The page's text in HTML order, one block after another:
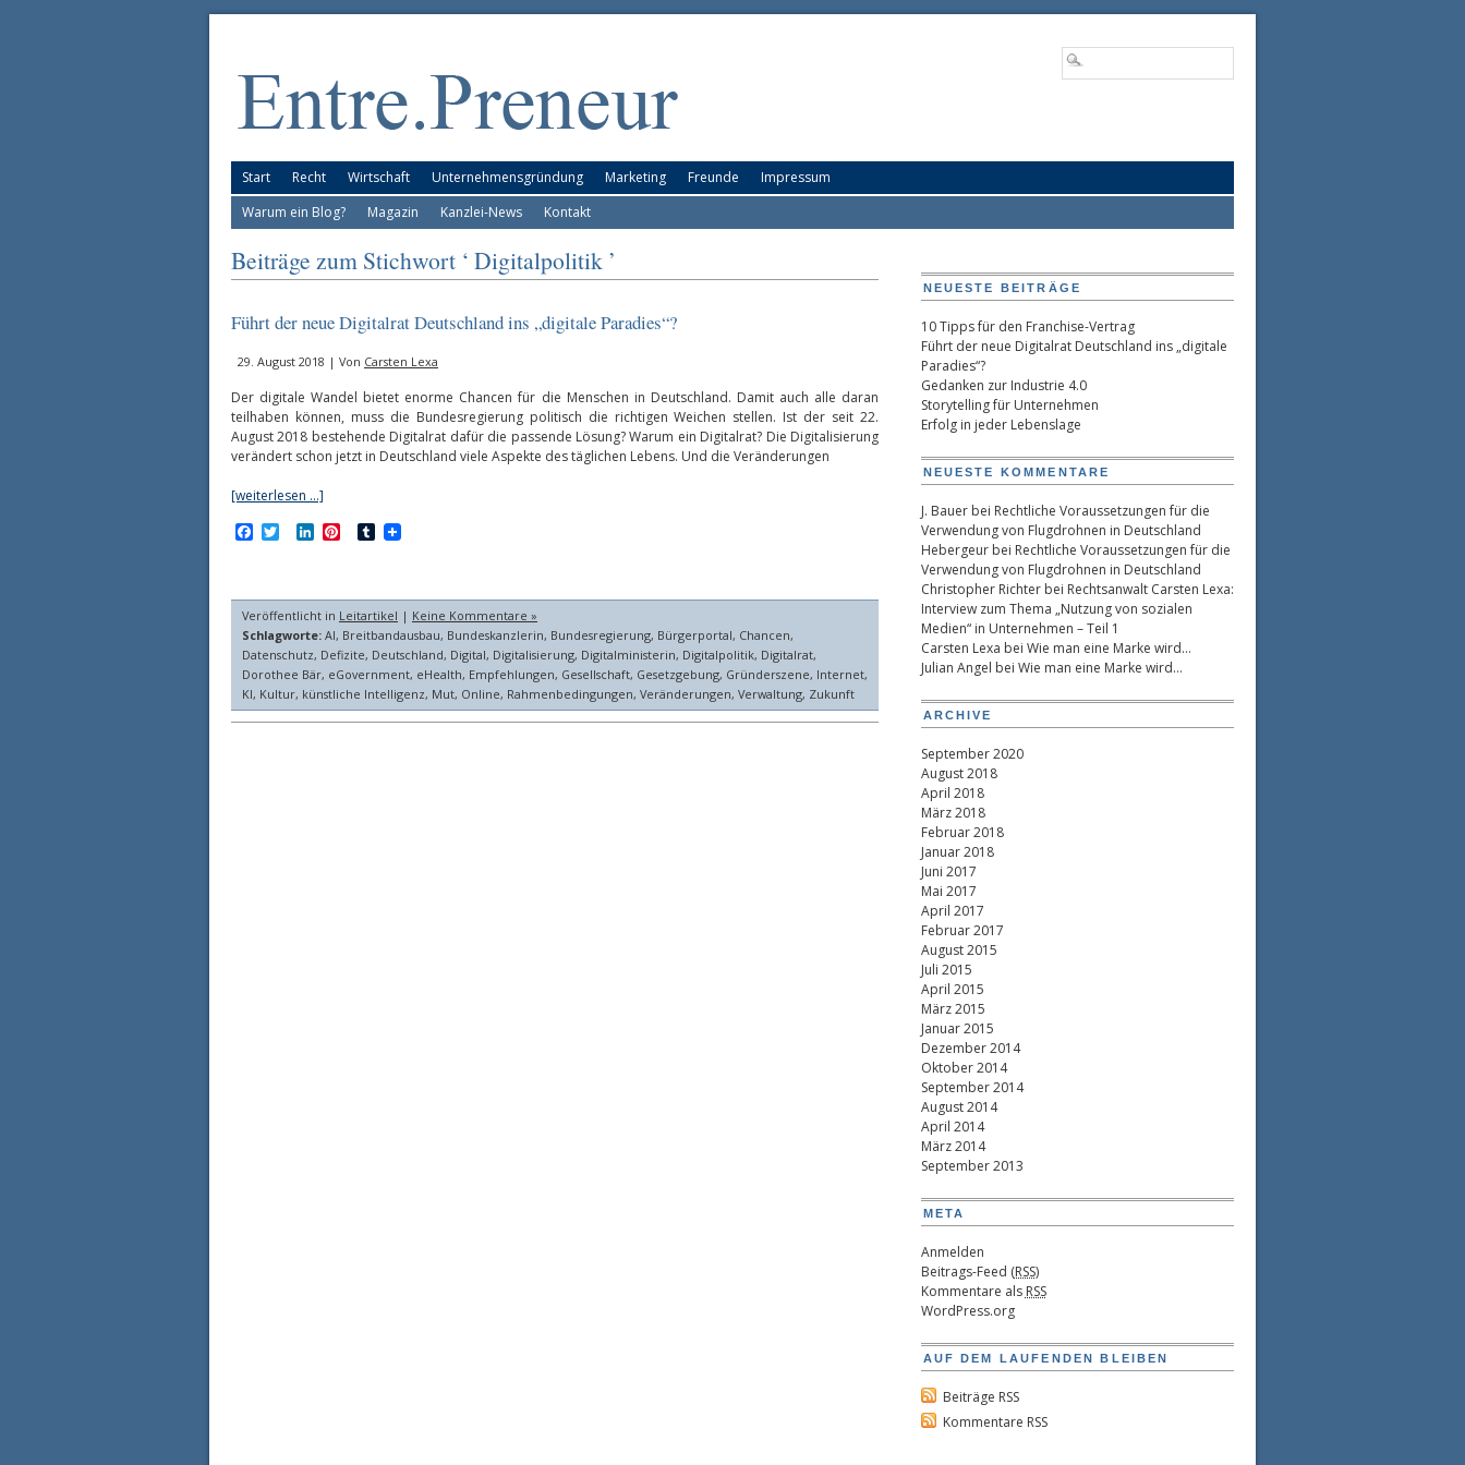
Start Recht Wirtschaft Unternehmensgründung Marketing Freunde
Impressum
Warum ein Blog?
Magazin Kanzlei-News Kontakt
Beiträge zum Stichwort ‘ Digitalpolitik ’
Führt der neue Digitalrat Deutschland ins „digitale Paradies“?
29. August 2018 | Von Carsten Lexa
Der digitale Wandel bietet enorme Chancen für die Menschen in Deutschland. Damit auch alle daran
teilhaben können, muss die Bundesregierung politisch die richtigen Weichen stellen. Ist der seit 22.
August 2018 bestehende Digitalrat dafür die passende Lösung? Warum ein Digitalrat? Die Digitalisierung
verändert schon jetzt in Deutschland viele Aspekte des täglichen Lebens. Und die Veränderungen
[weiterlesen …]
Facebook
TwitterLinkedIn
PinterestTumblr
Veröffentlicht in Leitartikel | Keine Kommentare »
Schlagworte: AI, Breitbandausbau, Bundeskanzlerin, Bundesregierung, Bürgerportal, Chancen,
Datenschutz, Defizite, Deutschland, Digital, Digitalisierung, Digitalministerin, Digitalpolitik, Digitalrat,
Dorothee Bär, eGovernment, eHealth, Empfehlungen, Gesellschaft, Gesetzgebung, Gründerszene, Internet,
KI, Kultur, künstliche Intelligenz, Mut, Online, Rahmenbedingungen, Veränderungen, Verwaltung, Zukunft
NEUESTE BEITRÄGE
10 Tipps für den Franchise-Vertrag
Führt der neue Digitalrat Deutschland ins „digitale
Paradies“?
Gedanken zur Industrie 4.0
Storytelling für Unternehmen
Erfolg in jeder Lebenslage
NEUESTE KOMMENTARE
J. Bauerbei Rechtliche Voraussetzungen für die
Verwendung von Flugdrohnen in Deutschland
Hebergeurbei Rechtliche Voraussetzungen für die
Verwendung von Flugdrohnen in Deutschland
Christopher Richterbei Rechtsanwalt Carsten Lexa:
Interview zum Thema „Nutzung von sozialen
Medien“ in Unternehmen – Teil 1
Carsten Lexa bei Wie man eine Marke wird…
Julian Angel bei Wie man eine Marke wird…
ARCHIVE
September 2020
August 2018
April 2018
März 2018
Februar 2018
Januar 2018
Juni 2017
Mai 2017
April 2017
Februar 2017
August 2015
Juli 2015
April 2015
März 2015
Januar 2015
Dezember 2014
Oktober 2014
September 2014
August 2014
April 2014
März 2014
September 2013
META
Anmelden
Beitrags-Feed (RSS)
Kommentare als RSS
WordPress.org
AUF DEM LAUFENDEN BLEIBEN
Beiträge RSS
Kommentare RSS